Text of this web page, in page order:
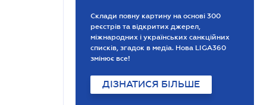
Склади повну картину на основі 300
реєстрів та відкритих джерел,
міжнародних і українських санкційних
списків, згадок в медіа. Нова LIGA360
змінює все!
ДІЗНАТИСЯ БІЛЬШЕ